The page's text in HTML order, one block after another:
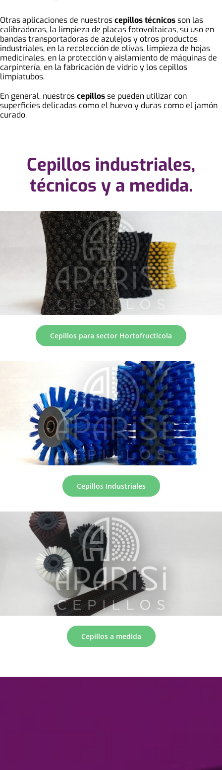
Otras aplicaciones de nuestroscepillos técnicosson las
calibradoras, la limpieza de placas fotovoltaicas, su uso en
bandas transportadoras de azulejos y otros productos
industriales, en la recolección de olivas, limpieza de hojas
medicinales, en la protección y aislamiento de máquinas de
carpintería, en la fabricación de vidrio y los cepillos
limpiatubos.
En general, nuestroscepillosse pueden utilizar con
superficies delicadas como el huevo y duras como el jamón
curado.
Cepillos industriales,
técnicos y a medida.
Cepillos para sector Hortofructícola
Cepillos Industriales
Cepillos a medida